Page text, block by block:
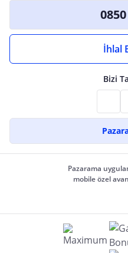
İhlal
Bizi
Pazarama
mobile özel